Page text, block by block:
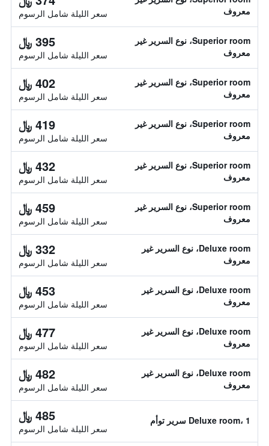
معروف
سعر الليلة شامل الرسوم
Superior room، نوع السرير غير
معروف
395 ﷼
سعر الليلة شامل الرسوم
Superior room، نوع السرير غير
معروف
402 ﷼
سعر الليلة شامل الرسوم
Superior room، نوع السرير غير
معروف
419 ﷼
سعر الليلة شامل الرسوم
Superior room، نوع السرير غير
معروف
432 ﷼
سعر الليلة شامل الرسوم
Superior room، نوع السرير غير
معروف
459 ﷼
سعر الليلة شامل الرسوم
Deluxe room، نوع السرير غير
معروف
332 ﷼
سعر الليلة شامل الرسوم
Deluxe room، نوع السرير غير
معروف
453 ﷼
سعر الليلة شامل الرسوم
Deluxe room، نوع السرير غير
معروف
477 ﷼
سعر الليلة شامل الرسوم
Deluxe room، نوع السرير غير
معروف
482 ﷼
سعر الليلة شامل الرسوم
Deluxe room، 1 سرير توأم 485 ﷼
سعر الليلة شامل الرسوم